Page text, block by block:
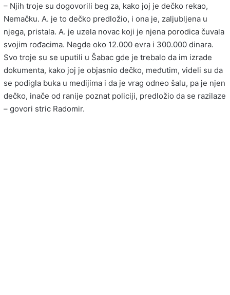
– Njih troje su dogovorili beg za, kako joj je dečko rekao,
Nemačku. A. je to dečko predložio, i ona je, zaljubljena u
njega, pristala. A. je uzela novac koji je njena porodica čuvala
svojim rođacima. Negde oko 12.000 evra i 300.000 dinara.
Svo troje su se uputili u Šabac gde je trebalo da im izrade
dokumenta, kako joj je objasnio dečko, međutim, videli su da
se podigla buka u medijima i da je vrag odneo šalu, pa je njen
dečko, inače od ranije poznat policiji, predložio da se razilaze
– govori stric Radomir.